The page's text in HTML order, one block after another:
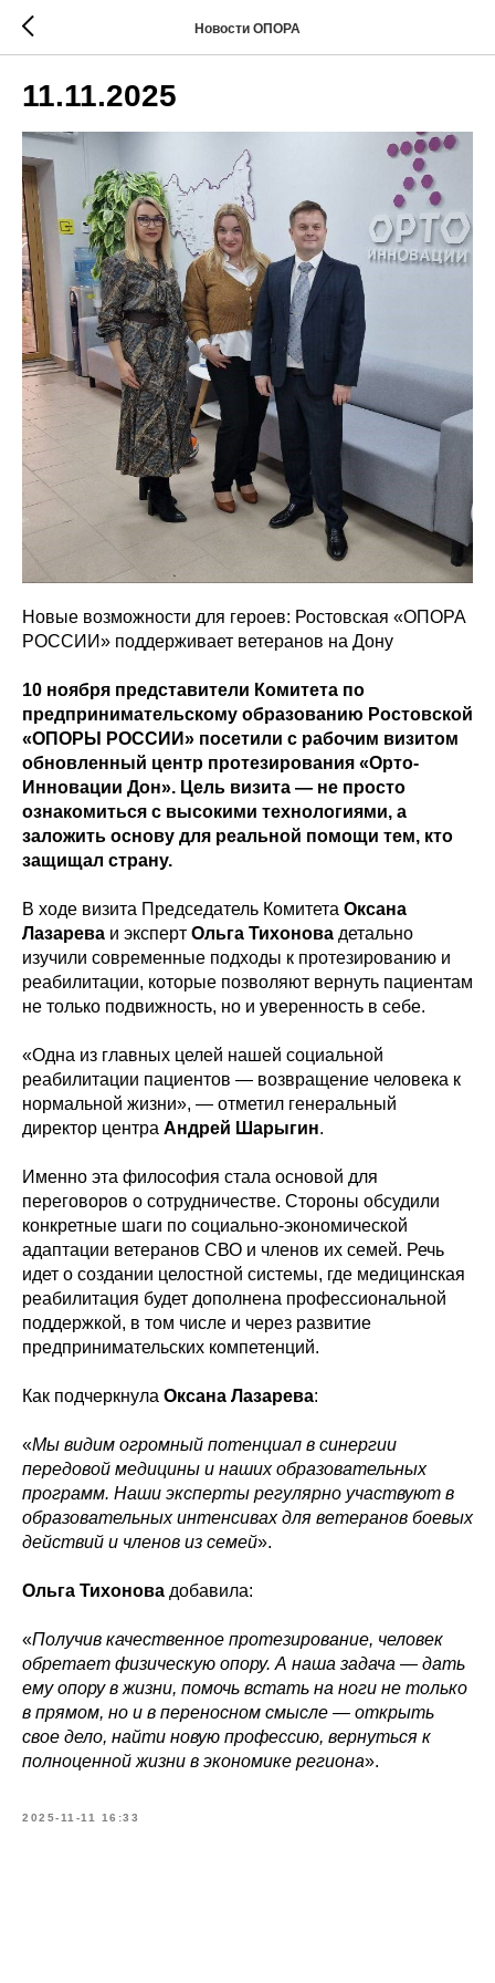
Новости ОПОРА
11.11.2025
Новые возможности для героев: Ростовская «ОПОРА
РОССИИ» поддерживает ветеранов на Дону
10 ноября представители Комитета по
предпринимательскому образованию Ростовской
«ОПОРЫ РОССИИ» посетили с рабочим визитом
обновленный центр протезирования «Орто-
Инновации Дон». Цель визита — не просто
ознакомиться с высокими технологиями, а
заложить основу для реальной помощи тем, кто
защищал страну.
В ходе визита Председатель Комитета Оксана
Лазарева и эксперт Ольга Тихонова детально
изучили современные подходы к протезированию и
реабилитации, которые позволяют вернуть пациентам
не только подвижность, но и уверенность в себе.
«Одна из главных целей нашей социальной
реабилитации пациентов — возвращение человека к
нормальной жизни», — отметил генеральный
директор центра Андрей Шарыгин.
Именно эта философия стала основой для
переговоров о сотрудничестве. Стороны обсудили
конкретные шаги по социально-экономической
адаптации ветеранов СВО и членов их семей. Речь
идет о создании целостной системы, где медицинская
реабилитация будет дополнена профессиональной
поддержкой, в том числе и через развитие
предпринимательских компетенций.
Как подчеркнула Оксана Лазарева:
«Мы видим огромный потенциал в синергии
передовой медицины и наших образовательных
программ. Наши эксперты регулярно участвуют в
образовательных интенсивах для ветеранов боевых
действий и членов из семей».
Ольга Тихонова добавила:
«Получив качественное протезирование, человек
обретает физическую опору. А наша задача — дать
ему опору в жизни, помочь встать на ноги не только
в прямом, но и в переносном смысле — открыть
свое дело, найти новую профессию, вернуться к
полноценной жизни в экономике региона».
2025-11-11 16:33